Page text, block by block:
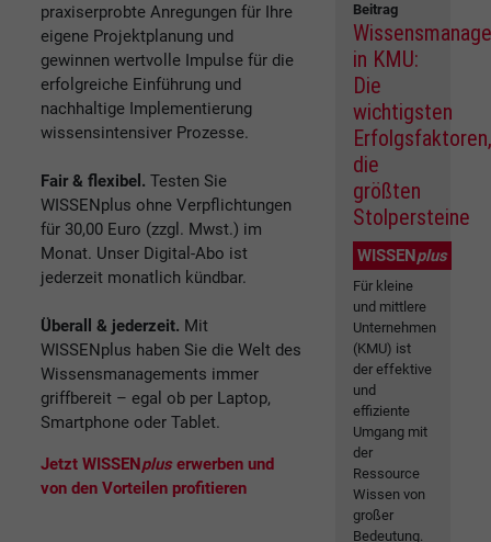
praxiserprobte Anregungen für Ihre
eigene Projektplanung und
gewinnen wertvolle Impulse für die
erfolgreiche Einführung und
nachhaltige Implementierung
wissensintensiver Prozesse.
Fair & flexibel. Testen Sie
WISSENplus ohne Verpflichtungen
für 30,00 Euro (zzgl. Mwst.) im
Monat. Unser Digital-Abo ist
jederzeit monatlich kündbar.
Überall & jederzeit. Mit
WISSENplus haben Sie die Welt des
Wissensmanagements immer
griffbereit – egal ob per Laptop,
Smartphone oder Tablet.
Jetzt WISSENplus erwerben und
von den Vorteilen profitieren
Beitrag
in KMU:
Die
wichtigsten
die
größten
Stolpersteine
WISSENplus
Für kleine
und mittlere
Unternehmen
(KMU) ist
der effektive
und
effiziente
Umgang mit
der
Ressource
Wissen von
großer
Bedeutung.